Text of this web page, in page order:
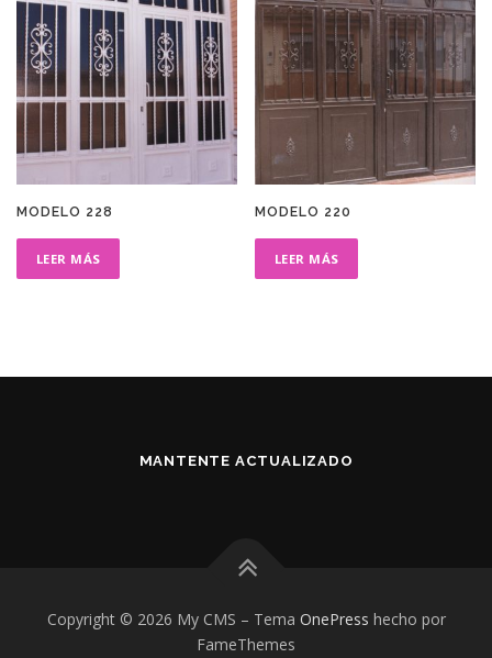
MODELO 228
LEER MÁS
MODELO 220
LEER MÁS
MANTENTE ACTUALIZADO
Copyright © 2026 My CMS – Tema OnePress hecho por
FameThemes